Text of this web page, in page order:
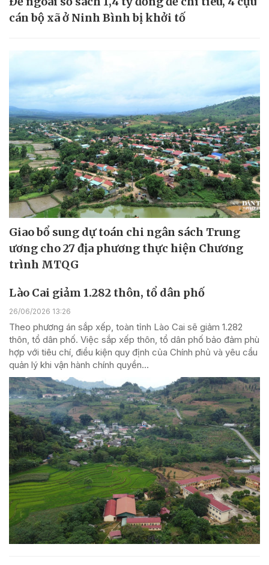
cán bộ xã ở Ninh Bình bị khởi tố
Giao bổ sung dự toán chi ngân sách Trung
ương cho 27 địa phương thực hiện Chương
trình MTQG
Lào Cai giảm 1.282 thôn, tổ dân phố
26/06/2026 13:26
Theo phương án sắp xếp, toàn tỉnh Lào Cai sẽ giảm 1.282
thôn, tổ dân phố. Việc sắp xếp thôn, tổ dân phố bảo đảm phù
hợp với tiêu chí, điều kiện quy định của Chính phủ và yêu cầu
quản lý khi vận hành chính quyền...